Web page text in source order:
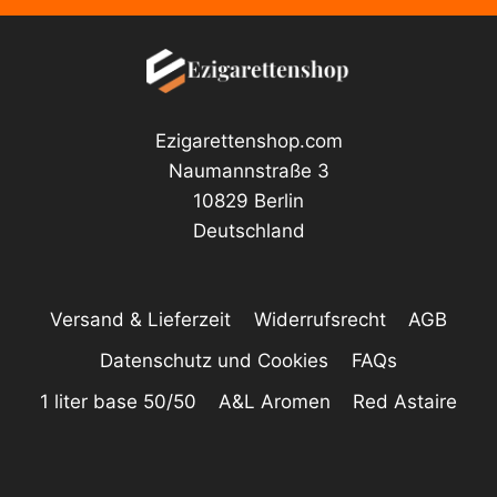
Ezigarettenshop.com
Naumannstraße 3
10829 Berlin
Deutschland
Versand & Lieferzeit Widerrufsrecht
AGB
Datenschutz und Cookies
FAQs
1 liter base 50/50
A&L Aromen Red Astaire